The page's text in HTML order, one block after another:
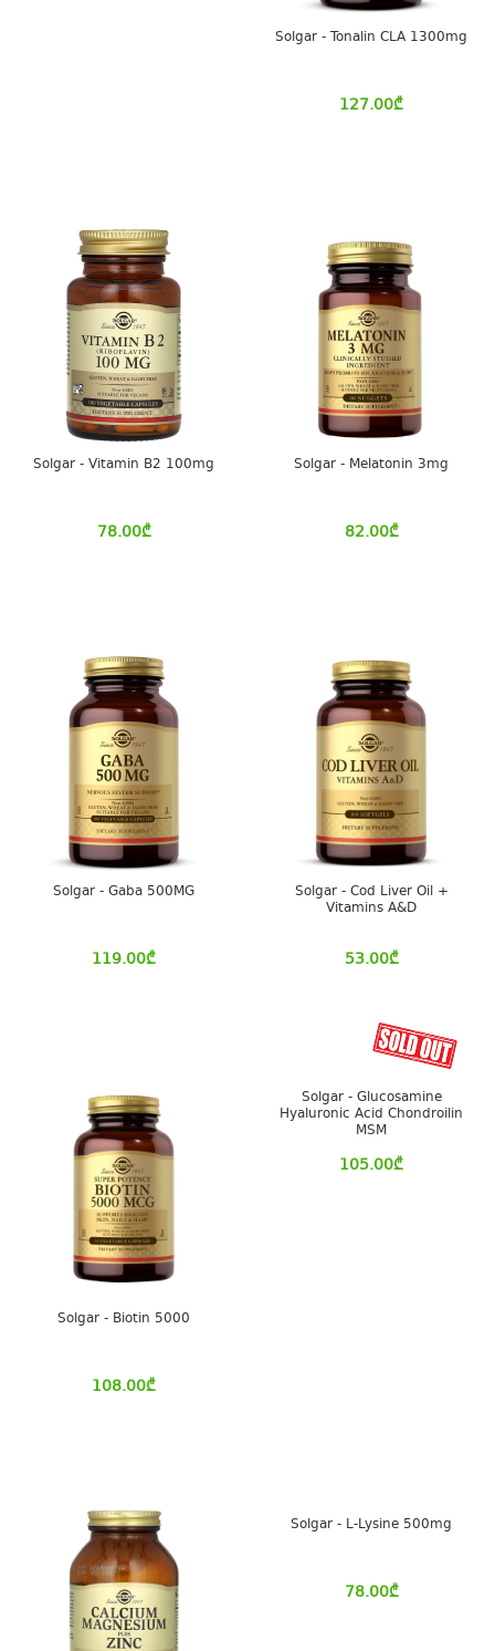
Solgar - Tonalin CLA 1300mg
127.00₾
Solgar - Vitamin B2 100mg
78.00₾
Solgar - Melatonin 3mg
82.00₾
Solgar - Gaba 500MG
119.00₾
Solgar - Cod Liver Oil +
Vitamins A&D
53.00₾
Solgar - Biotin 5000
108.00₾
Solgar - Glucosamine
Hyaluronic Acid Chondroilin
MSM
105.00₾
Solgar - L-Lysine 500mg
78.00₾